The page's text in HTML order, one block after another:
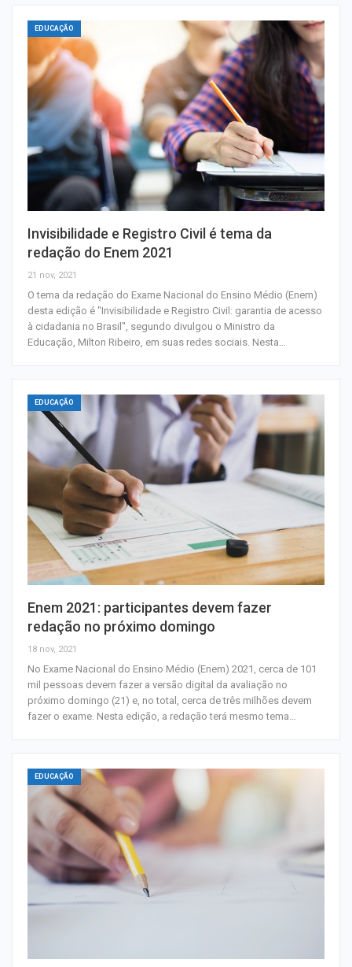
EDUCAÇÃO
Invisibilidade e Registro Civil é tema da
redação do Enem 2021
21 nov, 2021
O tema da redação do Exame Nacional do Ensino Médio (Enem)
desta edição é "Invisibilidade e Registro Civil: garantia de acesso
à cidadania no Brasil", segundo divulgou o Ministro da
Educação, Milton Ribeiro, em suas redes sociais. Nesta…
EDUCAÇÃO
Enem 2021: participantes devem fazer
redação no próximo domingo
18 nov, 2021
No Exame Nacional do Ensino Médio (Enem) 2021, cerca de 101
mil pessoas devem fazer a versão digital da avaliação no
próximo domingo (21) e, no total, cerca de três milhões devem
fazer o exame. Nesta edição, a redação terá mesmo tema…
EDUCAÇÃO